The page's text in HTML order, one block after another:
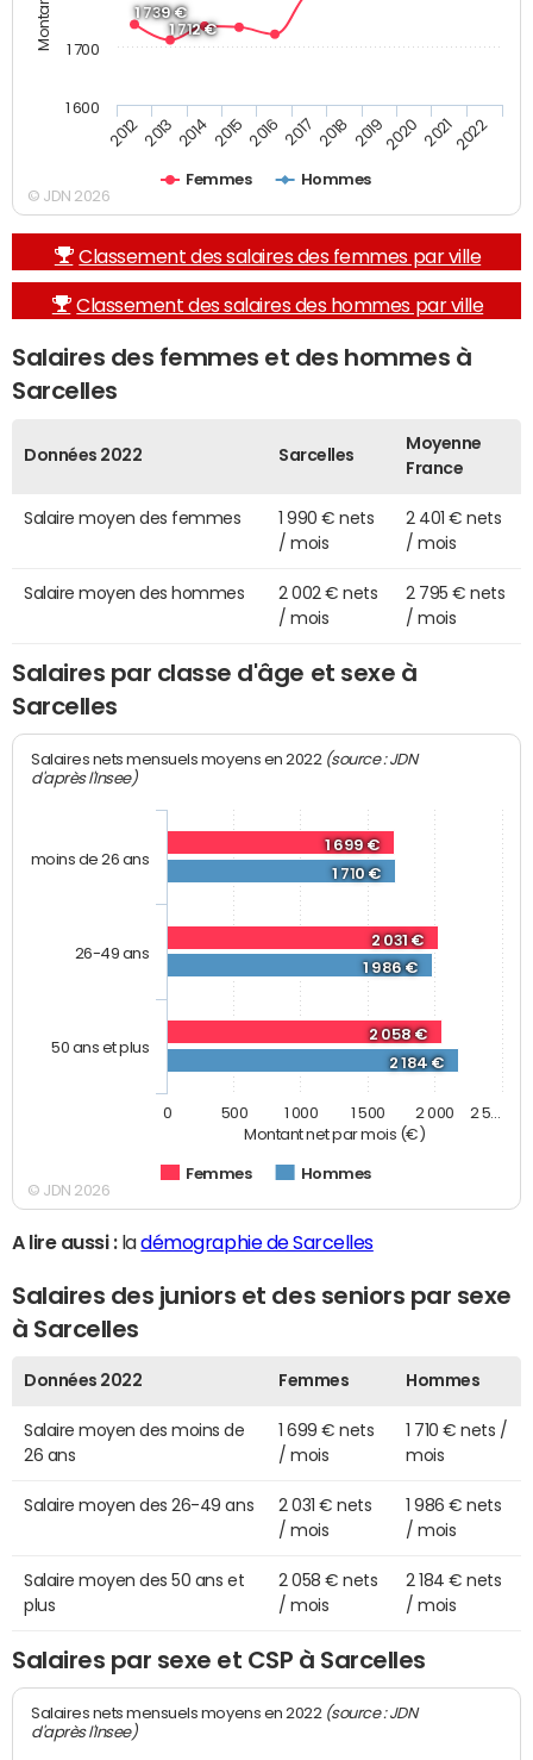
1 739 €
1 712 €
Femmes Hommes
2012 2013 2014 2015 2016 2017 2018 20192020 20212022
1 600
1 700
© JDN 2026
Classement des salaires des femmes par ville
Classement des salaires des hommes par ville
Salaires des femmes et des hommes à
Sarcelles
Données 2022 Sarcelles
Moyenne
France
Salaire moyen des femmes
1 990 € nets
/ mois
2 401 € nets
/ mois
Salaire moyen des hommes
2 002 € nets
/ mois
2 795 € nets
/ mois
Salaires par classe d'âge et sexe à
Sarcelles
Montant net par mois (€)
Salaires nets mensuels moyens en 2022 (source : JDN
d'après l'Insee)
1 699 €
2 031 €
2 058 €
1 710 €
1 986 €
2 184 €
Femmes Hommes
moins de 26 ans
26-49 ans
50 ans et plus
0 500 1 000 1 500 2 000 2 5…
© JDN 2026
A lire aussi :ladémographie de Sarcelles
Salaires des juniors et des seniors par sexe
à Sarcelles
Données 2022 Femmes Hommes
Salaire moyen des moins de
26 ans
1 699 € nets
/ mois
1 710 € nets /
mois
Salaire moyen des 26-49 ans
2 031 € nets
/ mois
1 986 € nets
/ mois
Salaire moyen des 50 ans et
plus
2 058 € nets
/ mois
2 184 € nets
/ mois
Salaires par sexe et CSP à Sarcelles
Salaires nets mensuels moyens en 2022 (source : JDN
d'après l'Insee)